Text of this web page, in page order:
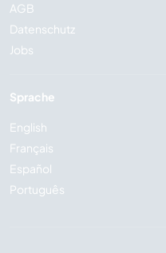
AGB
Datenschutz
Jobs
Sprache
English
Français
Español
Português